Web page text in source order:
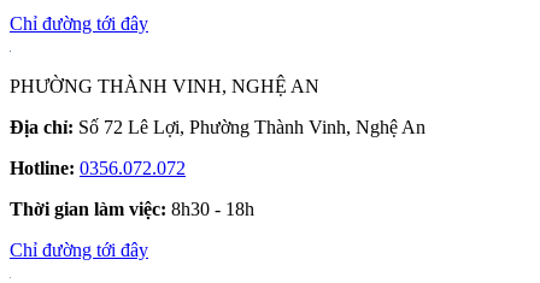
Chỉ đường tới đây
PHƯỜNG THÀNH VINH, NGHỆ AN
Địa chỉ: Số 72 Lê Lợi, Phường Thành Vinh, Nghệ An
Hotline: 0356.072.072
Thời gian làm việc: 8h30 - 18h
Chỉ đường tới đây